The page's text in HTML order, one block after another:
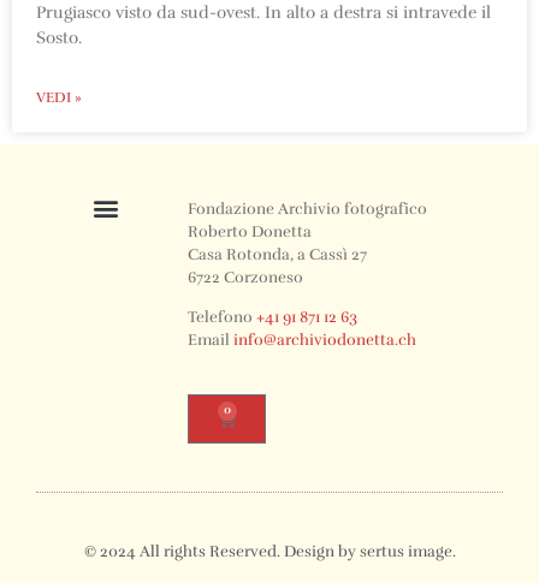
Prugiasco visto da sud-ovest. In alto a destra si intravede il
Sosto.
VEDI »
Fondazione Archivio fotografico
Roberto Donetta
Casa Rotonda, a Cassì 27
6722 Corzoneso
Telefono+41 91 871 12 63
Emailinfo@archiviodonetta.ch
0
© 2024 All rights Reserved. Design by sertus image.